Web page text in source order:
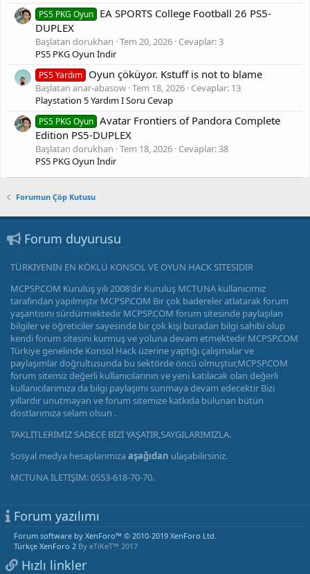
PS5 PKG Oyun EA SPORTS College Football 26 PS5-
DUPLEX
Başlatan dorukhan Tem 20, 2026 Cevaplar: 3
PS5 PKG Oyun İndir
PS5 Yardım Oyun çöküyor. Kstuff is not to blame
Başlatan anar-abasow Tem 18, 2026 Cevaplar: 13
Playstation 5 Yardım I Soru Cevap
PS5 PKG Oyun Avatar Frontiers of Pandora Complete
Edition PS5-DUPLEX
Başlatan dorukhan Tem 18, 2026 Cevaplar: 38
PS5 PKG Oyun İndir
Forumun Çöp Kutusu
Forum duyurusu
TÜRKİYENİN EN KÖKLÜ KONSOL VE OYUN HACK SİTESİDİR
MCPSP.COM Kuruluş yılı 2008'dir Kuruluş MCTUNA kullanıcımız
tarafından yapılmıştır MCPSP.COM Bir çok badereler atlatarak forum
yaşantısını sürdürmektedir MCPSP.COM forum sitesinde paylaşılan
bilgiler ve öğreticiler sayesinde bir çok kişi buradan bilgi sahibi olup
kendi forum sitesini kurmuş ve yoluna devam etmektedir MCPSP.COM
Türkiye genelinde Konsol Hack üzerine yaptığı çalışmalar ve
paylaşımlar doğrultusunda bu sektörde öncü olmuştur,MCPSP.COM
forum sitemiz değerli kullanıcılarının ve yeni katılacak olan değerli
kullanıcılarımıza da bilgi paylaşımı sunmaya devam edecektir Bizi
yıllardır unutmayan ve forum sitemize katkıda bulunan bütün
dostlarımıza selam olsun .
TAKLİTLERİMİZ SADECE BİZİ YAŞATIR,SAYGILARIMIZLA.
Sosyal medya hesaplarımızaaşağıdan ulaşabilirsiniz.
MCTUNA İLETİŞİM: 0553-618-70-70.
Forum yazılımı
Forum software by XenForo™ © 2010-2019 XenForo Ltd.
Türkçe XenForo 2 By eTiKeT™ 2017
Hızlı linkler